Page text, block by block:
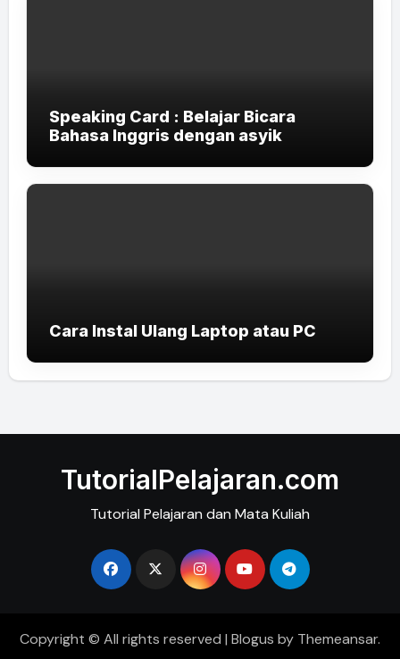
Speaking Card : Belajar Bicara
Bahasa Inggris dengan asyik
Cara Instal Ulang Laptop atau PC
TutorialPelajaran.com
Tutorial Pelajaran dan Mata Kuliah
Copyright © All rights reserved | Blogus by Themeansar.